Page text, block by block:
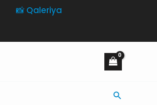
📸 Qaleriya
Axtarış